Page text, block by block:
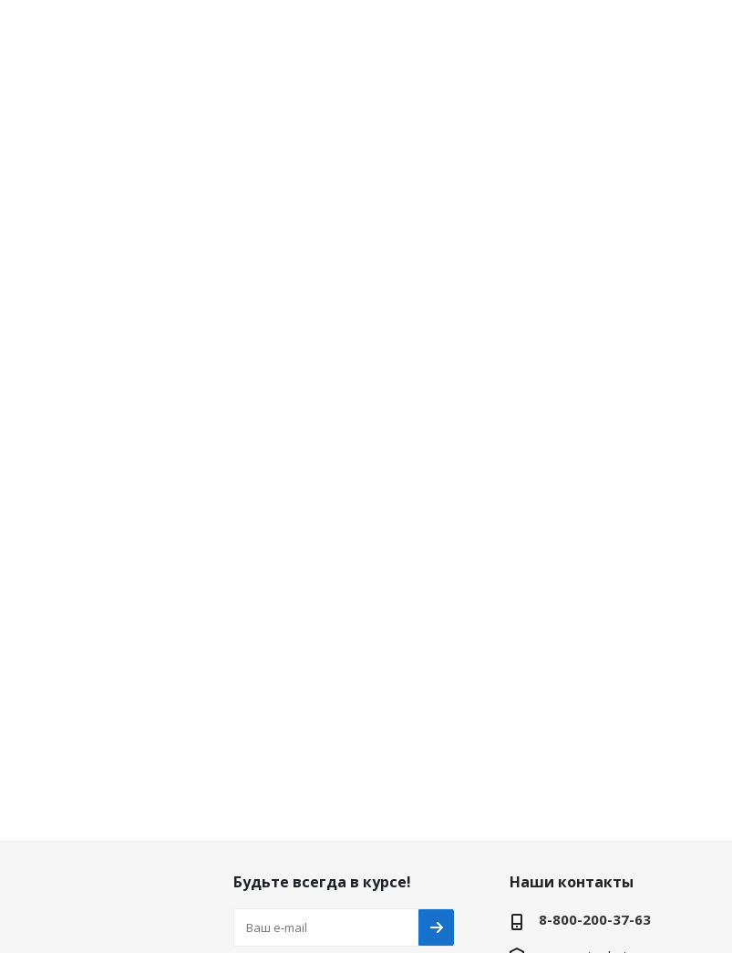
Будьте всегда в курсе! Наши контакты
8-800-200-37-63